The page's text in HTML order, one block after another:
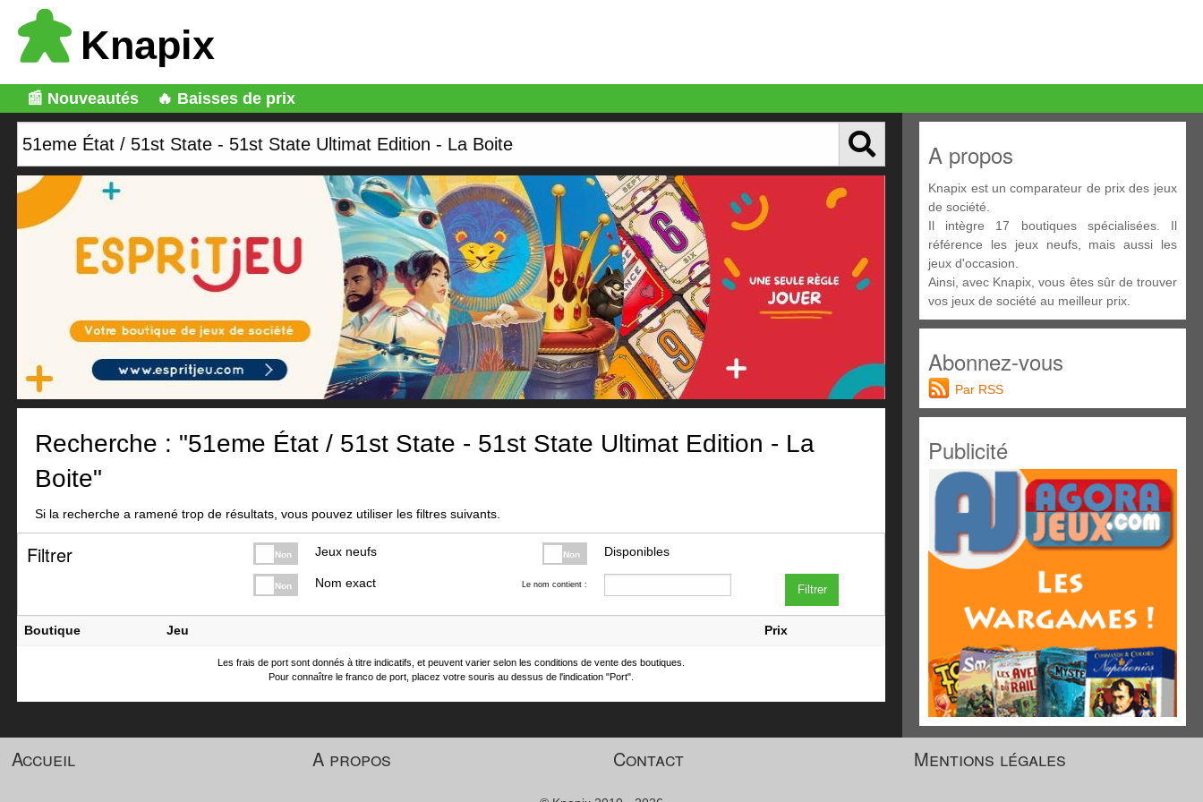
Knapix
📰 Nouveautés 🔥 Baisses de prix
Recherche : "51eme État / 51st State - 51st State Ultimat Edition - La
Boite"
Si la recherche a ramené trop de résultats, vous pouvez utiliser les filtres suivants.
Filtrer Non Jeux neufs Non Disponibles
Non Nom exact Le nom contient : Filtrer
Boutique Jeu Prix
Les frais de port sont donnés à titre indicatifs, et peuvent varier selon les conditions de vente des boutiques.
Pour connaître le franco de port, placez votre souris au dessus de l'indication "Port".
A propos
Knapix est un comparateur de prix des jeux
de société.
Il intègre 17 boutiques spécialisées. Il
référence les jeux neufs, mais aussi les
jeux d'occasion.
Ainsi, avec Knapix, vous êtes sûr de trouver
vos jeux de société au meilleur prix.
Abonnez-vous
Par RSS
Publicité
Accueil A propos Contact Mentions légales